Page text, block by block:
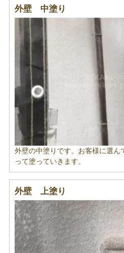
外壁 中塗り
外壁の中塗りです。お客様に選ん
って塗っていきます。
外壁 上塗り